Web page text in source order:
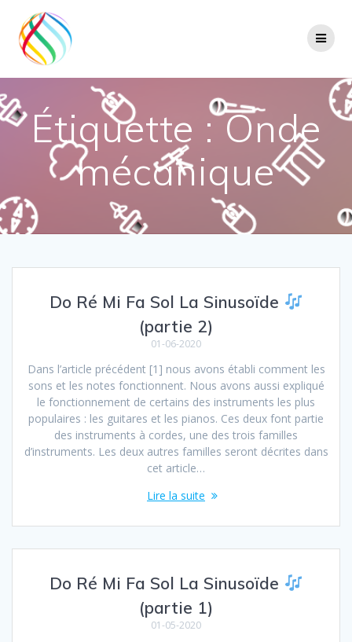
Étiquette :Onde
mécanique
Do Ré Mi Fa Sol La Sinusoïde
(partie 2)
01-06-2020
Dans l’article précédent [1] nous avons établi comment les
sons et les notes fonctionnent. Nous avons aussi expliqué
le fonctionnement de certains des instruments les plus
populaires : les guitares et les pianos. Ces deux font partie
des instruments à cordes, une des trois familles
d’instruments. Les deux autres familles seront décrites dans
cet article…
Lire la suite
Do Ré Mi Fa Sol La Sinusoïde
(partie 1)
01-05-2020